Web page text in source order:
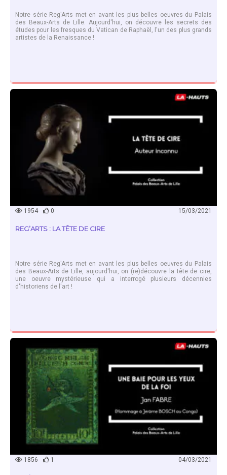
Notre série Reg'Arts met en avant les plus belles oeuvres du Palais
des Beaux-Arts de Lille. Aujourd'hui, on découvre les secrets des
études pour les fresques du Vatican de Raphaël, l'un des plus grands
artistes de la Renaissance !
1954 0 15/03/2021
REG’ARTS : LA TÊTE DE CIRE
Notre série Reg'Arts met en avant les plus belles oeuvres du Palais
des Beaux-Arts de Lille, aujourd'hui, on (re)découvre la tête de cire,
une oeuvre mystérieuse qui a interrogé plusieurs décennies
d'historiens de l'art !
EN SAVOIR PLUS
1856 1 04/03/2021